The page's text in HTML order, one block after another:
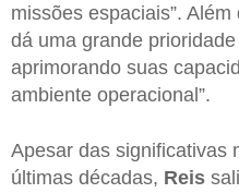
missões espaciais”. Além
dá uma grande
aprimorando suas
ambiente operacional”.
Apesar das significativas
últimas décadas, Reis